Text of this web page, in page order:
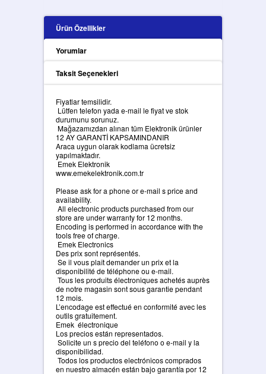
Ürün Özellikler
Yorumlar
Taksit Seçenekleri
Fiyatlar temsilidir.
Lütfen telefon yada e-mail le fiyat ve stok
durumunu sorunuz.
Mağazamızdan alınan tüm Elektronik ürünler
12 AY GARANTİ KAPSAMINDANIR
Araca uygun olarak kodlama ücretsiz
yapılmaktadır.
Emek Elektronik
www.emekelektronik.com.tr
Please ask for a phone or e-mail s price and
availability.
All electronic products purchased from our
store are under warranty for 12 months.
Encoding is performed in accordance with the
tools free of charge.
Emek Electronics
Des prix sont représentés.
Se il vous plaît demander un prix et la
disponibilité de téléphone ou e-mail.
Tous les produits électroniques achetés auprès
de notre magasin sont sous garantie pendant
12 mois.
L’encodage est effectué en conformité avec les
outils gratuitement.
Emek électronique
Los precios están representados.
Solicite un s precio del teléfono o e-mail y la
disponibilidad.
Todos los productos electrónicos comprados
en nuestro almacén están bajo garantía por 12